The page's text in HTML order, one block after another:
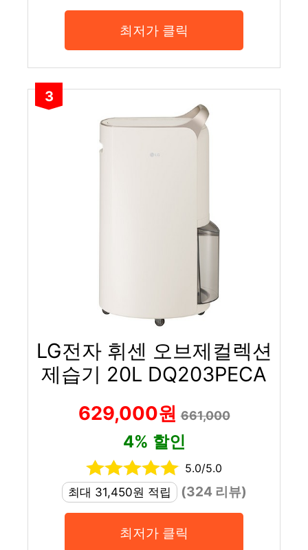
최저가 클릭
3
LG전자 휘센 오브제컬렉션
제습기 20L DQ203PECA
629,000원661,000
4% 할인
5.0/5.0
최대 31,450원 적립
(324 리뷰)
최저가 클릭